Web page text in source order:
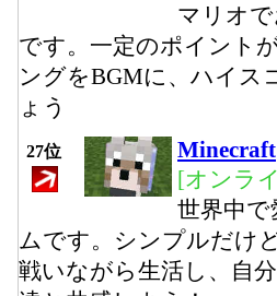
マリオ
です。一定のポイント
ングをBGMに、ハイス
ょう
27位
Minecraft
[オンラ
世界中
ムです。シンプルだけ
戦いながら生活し、自